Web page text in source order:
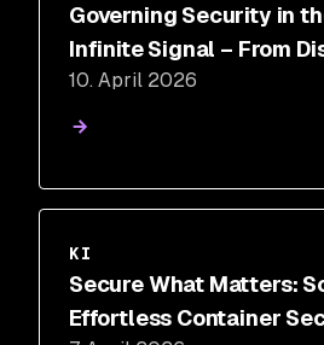
Governing Security in
Infinite Signal – From
Control
10. April 2026
KI
Secure What Matters:
Effortless Container